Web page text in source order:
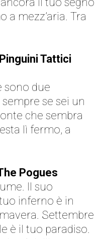
a mezz’aria. Tra
Tattici
sono due
se sei un
che sembra
lì fermo, a
Pogues
Il suo
inferno è in
Settembre
è il tuo paradiso.